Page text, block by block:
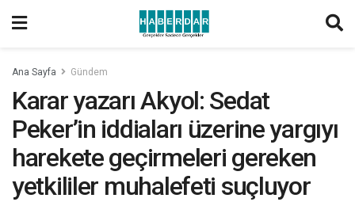
Ana Sayfa Gündem
Karar yazarı Akyol: Sedat
Peker’in iddiaları üzerine yargıyı
harekete geçirmeleri gereken
yetkililer muhalefeti suçluyor